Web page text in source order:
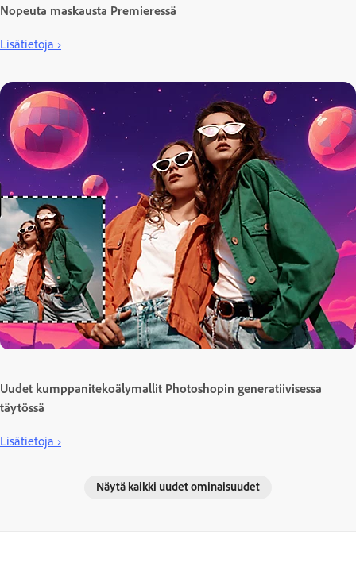
Nopeuta maskausta Premieressä
Lisätietoja ›
Uudet kumppanitekoälymallit Photoshopin generatiivisessa
täytössä
Lisätietoja ›
Näytä kaikki uudet ominaisuudet